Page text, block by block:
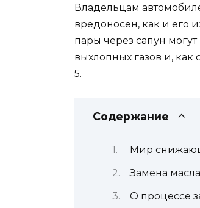
Владельцам
вредоносен, как и его
пары через сапун
выхлопных газов и, как
5.
Содержание
Мир
Замена
О процессе